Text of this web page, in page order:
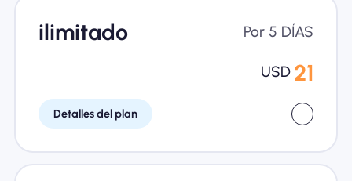
ilimitado Por 5 DÍAS
USD 21
Detalles del plan